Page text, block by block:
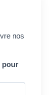
nos
pour